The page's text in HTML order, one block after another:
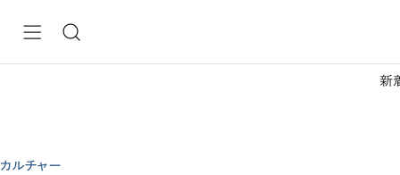
新
カルチャー